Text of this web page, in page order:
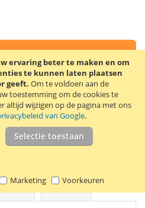
ervaring beter te maken en om
te kunnen laten plaatsen
geeft. Om te voldoen aan de
toestemming om de cookies te
altijd wijzigen op de pagina met ons
van Google.
Selectie toestaan
Marketing Voorkeuren
VERLANGLIJST
TE VERGELIJKEN
Blade A510. Kleur: wit.
Reviews